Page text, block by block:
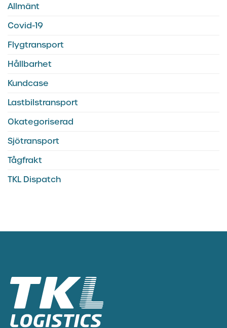
Allmänt
Covid-19
Flygtransport
Hållbarhet
Kundcase
Lastbilstransport
Okategoriserad
Sjötransport
Tågfrakt
TKL Dispatch